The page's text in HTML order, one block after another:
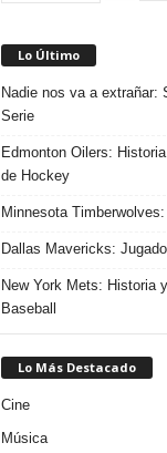
Lo Último
Nadie nos va a extrañar:
Serie
Edmonton Oilers:
de Hockey
Minnesota
Dallas Mavericks:
New York Mets: Historia
Baseball
Lo Más Destacado
Cine
Música